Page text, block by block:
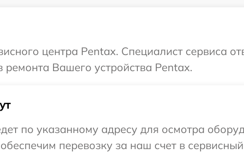
центра Pentax. Специалист сервиса
ремонта Вашего устройства Pentax.
по указанному адресу для осмотра
перевозку за наш счет в